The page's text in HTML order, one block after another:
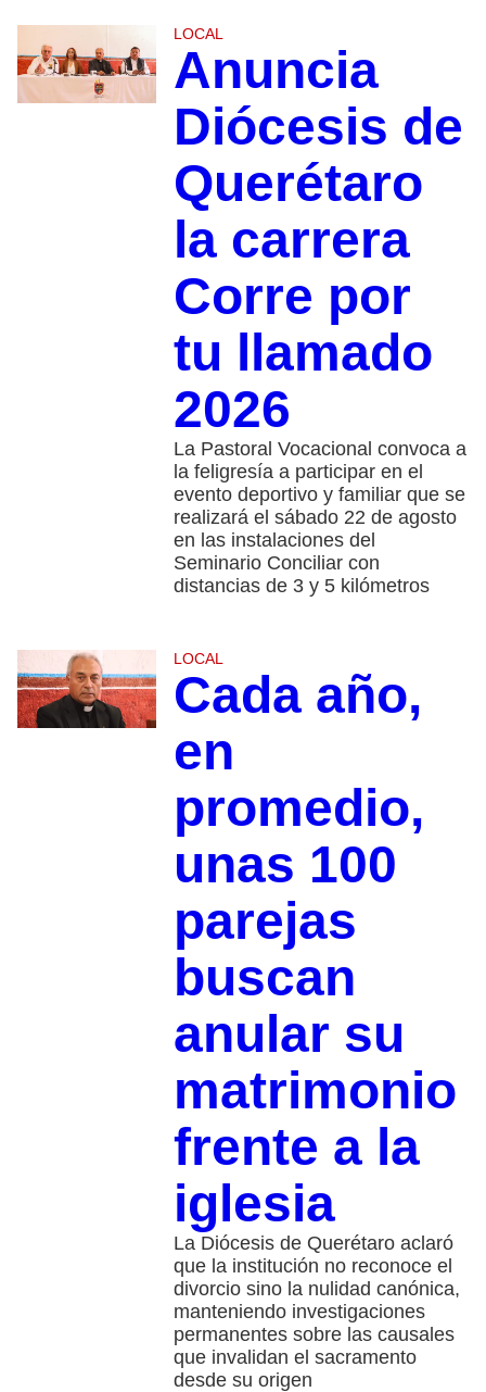
LOCAL
Anuncia
Diócesis de
Querétaro
la carrera
Corre por
tu llamado
2026
La Pastoral Vocacional convoca a
la feligresía a participar en el
evento deportivo y familiar que se
realizará el sábado 22 de agosto
en las instalaciones del
Seminario Conciliar con
distancias de 3 y 5 kilómetros
LOCAL
Cada año,
en
promedio,
unas 100
parejas
buscan
anular su
matrimonio
frente a la
iglesia
La Diócesis de Querétaro aclaró
que la institución no reconoce el
divorcio sino la nulidad canónica,
manteniendo investigaciones
permanentes sobre las causales
que invalidan el sacramento
desde su origen